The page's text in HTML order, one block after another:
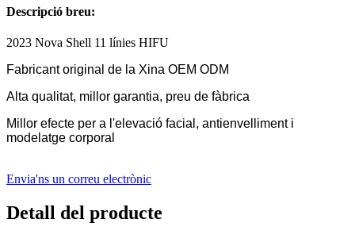
Descripció breu:
2023 Nova Shell 11 línies HIFU
Fabricant original de la Xina OEM ODM
Alta qualitat, millor garantia, preu de fàbrica
Millor efecte per a l'elevació facial, antienvelliment i
modelatge corporal
Envia'ns un correu electrònic
Detall del producte